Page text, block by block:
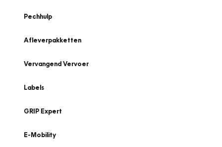
Pechhulp
Afleverpakketten
Vervangend Vervoer
Labels
GRIP Expert
E-Mobility